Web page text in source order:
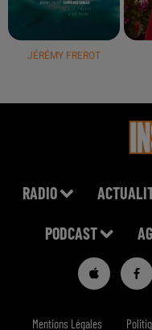
JÉRÉMY FREROT
RADIO
PODCAST
Mentions Légales